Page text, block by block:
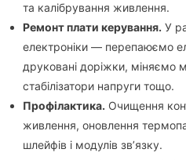
та калібрування живлення.
Ремонт плати керування. У
електроніки — перепаюємо
друковані доріжки, міняємо
стабілізатори напруги тощо.
Профілактика. Очищення
живлення, оновлення
шлейфів і модулів зв’язку.